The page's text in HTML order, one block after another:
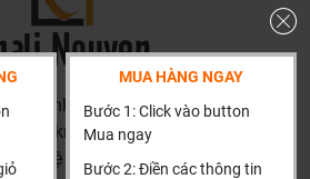
đó giúp chúng tôi là đơn vị có giá
trường so với sản phẩm + dịch vụ
được. Bời vì Khali Nguyễn muốn
nhà bạn.
MUA HÀNG NGAY
Bước 1: Click vào button
Mua ngay
Bước 2: Điền các thông tin
Minh, Di Trạch, Hoài Đức, Hà Nội
1 km)
Liên hệ hotline để được hướng dẫn